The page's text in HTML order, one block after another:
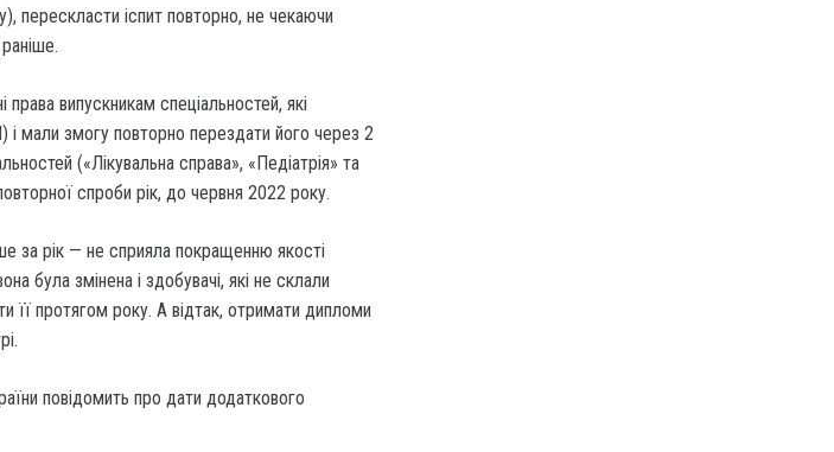
перескласти іспит повторно, не чекаючи
випускникам спеціальностей, які
і мали змогу повторно перездати його через 2
(«Лікувальна справа», «Педіатрія» та
спроби рік, до червня 2022 року.
за рік — не сприяла покращенню якості
була змінена і здобувачі, які не склали
її протягом року. А відтак, отримати дипломи
повідомить про дати додаткового